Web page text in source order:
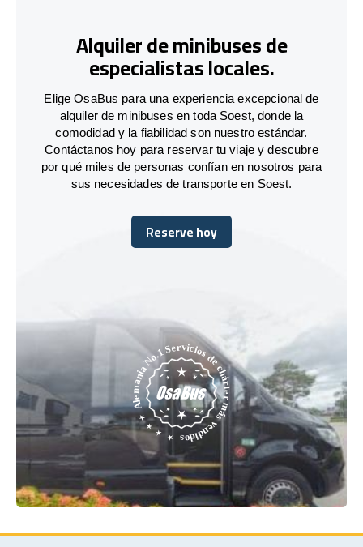
Alquiler de minibuses de
especialistas locales.
Elige OsaBus para una experiencia excepcional de
alquiler de minibuses en toda Soest, donde la
comodidad y la fiabilidad son nuestro estándar.
Contáctanos hoy para reservar tu viaje y descubre
por qué miles de personas confían en nosotros para
sus necesidades de transporte en Soest.
Reserve hoy
Reserve hoy